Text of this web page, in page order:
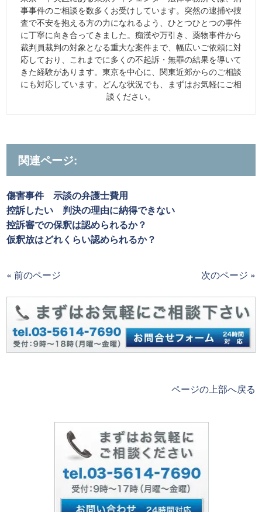
事事件のご相談を数多くお受けしています。突然の逮捕や捜
査で不安を抱える方の力になれるよう、ひとつひとつの事件
に丁寧に向き合ってきました。痴漢や万引き、薬物事件から
裁判員裁判の対象となる重大な案件まで、幅広いご依頼に対
応しており、これまでに多くの不起訴・無罪の結果を導いて
きた経験があります。東京を中心に、関東近郊からのご相談
にも対応しています。どんな状況でも、まずはお気軽にご相
談ください。
関連ページ:
傷害事件 示談の弁護士費用
控訴したい 判決の理由に納得できない
控訴審での保釈は認められるか？
仮釈放はどれくらい認められるか？
« 前のページ 次のページ »
ページの上部へ戻る